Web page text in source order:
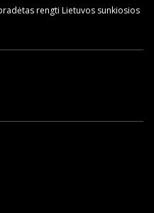
rengti Lietuvos sunkiosios